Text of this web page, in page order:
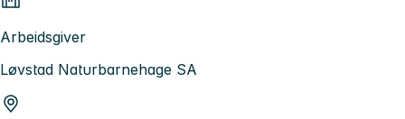
Arbeidsgiver
Løvstad Naturbarnehage SA